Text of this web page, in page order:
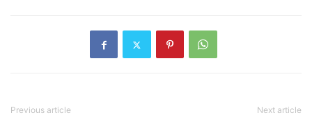
Previous article Next article